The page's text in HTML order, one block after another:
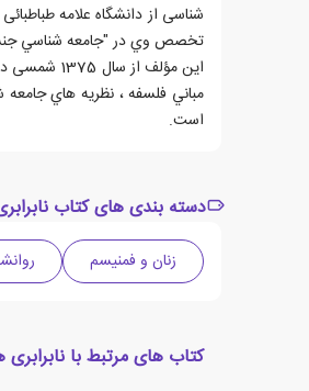
تخصص وي در "جامعه شناسي
اين
مباني فلسفه ، نظريه هاي
است.
دسته بندی های کتاب
زنان و فمنیسم
کتاب های مرتبط با